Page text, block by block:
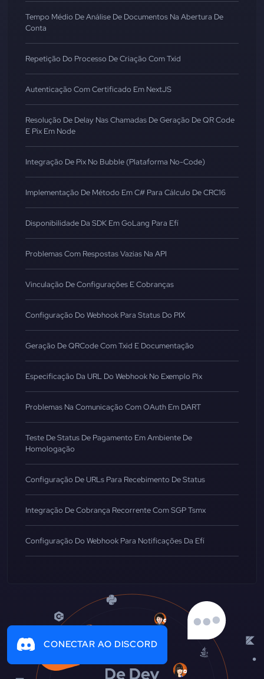
Tempo Médio De Análise De Documentos Na Abertura De
Conta
Repetição Do Processo De Criação Com Txid
Autenticação Com Certificado Em NextJS
Resolução De Delay Nas Chamadas De Geração De QR Code
E Pix Em Node
Integração De Pix No Bubble (Plataforma No-Code)
Implementação De Método Em C# Para Cálculo De CRC16
Disponibilidade Da SDK Em GoLang Para Efí
Problemas Com Respostas Vazias Na API
Vinculação De Configurações E Cobranças
Configuração Do Webhook Para Status Do PIX
Geração De QRCode Com Txid E Documentação
Especificação Da URL Do Webhook No Exemplo Pix
Problemas Na Comunicação Com OAuth Em DART
Teste De Status De Pagamento Em Ambiente De
Homologação
Configuração De URLs Para Recebimento De Status
Integração De Cobrança Recorrente Com SGP Tsmx
Configuração Do Webhook Para Notificações Da Efí
CONECTAR AO DISCORD